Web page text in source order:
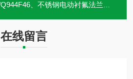
、不锈钢电动衬氟法兰三通切断球阀T型L型
在线留言